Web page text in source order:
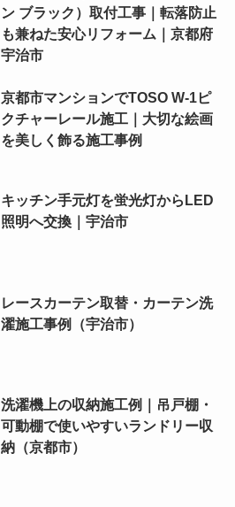
ン ブラック）取付工事｜転落防止
も兼ねた安心リフォーム｜京都府
宇治市
京都市マンションでTOSO W-1ピ
クチャーレール施工｜大切な絵画
を美しく飾る施工事例
キッチン手元灯を蛍光灯からLED
照明へ交換｜宇治市
レースカーテン取替・カーテン洗
濯施工事例（宇治市）
洗濯機上の収納施工例｜吊戸棚・
可動棚で使いやすいランドリー収
納（京都市）